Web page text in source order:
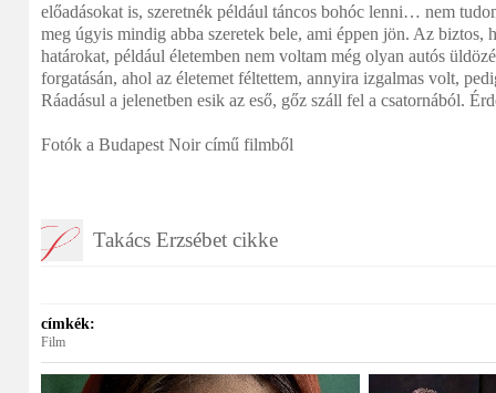
előadásokat is, szeretnék például táncos bohóc lenni… nem
meg úgyis mindig abba szeretek bele, ami éppen jön. Az biztos,
határokat, például életemben nem voltam még olyan autós
forgatásán, ahol az életemet féltettem, annyira izgalmas volt,
Ráadásul a jelenetben esik az eső, gőz száll fel a csatornából.
Fotók a Budapest Noir című filmből
Takács Erzsébet cikke
címkék:
Film